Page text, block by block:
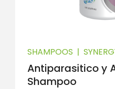
SHAMPOOS |
Antiparasitico y
Shampoo